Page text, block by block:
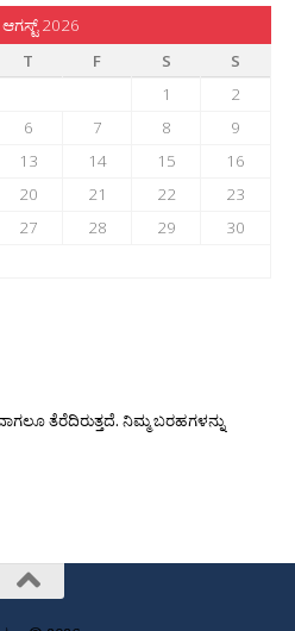
ಆಗಸ್ಟ್ 2026
T F S
S
1
2
6 7 8
9
13 14 15
16
20 21 22
23
27 28 29
30
ತೆರೆದಿರುತ್ತದೆ. ನಿಮ್ಮ ಬರಹಗಳನ್ನು